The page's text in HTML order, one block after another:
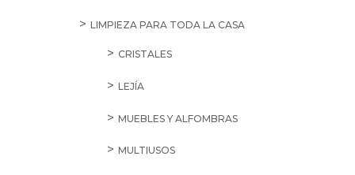
LIMPIEZA PARA TODA LA CASA
CRISTALES
LEJÍA
MUEBLES Y ALFOMBRAS
MULTIUSOS